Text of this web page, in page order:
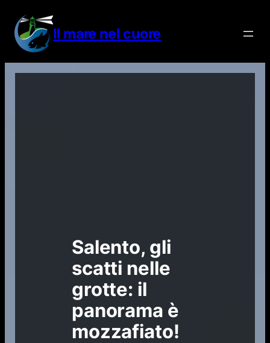
contenuto
Il mare nel cuore
Salento, gli
scatti nelle
grotte: il
panorama è
mozzafiato!